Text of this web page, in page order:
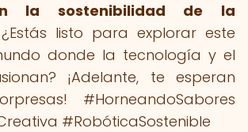
la sostenibilidad de la
listo para explorar este
donde la tecnología y el
¡Adelante, te esperan
#HorneandoSabores
#RobóticaSostenible